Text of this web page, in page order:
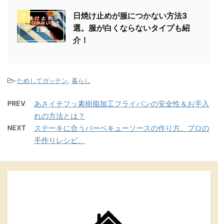
7
日焼け止めが服につかない方法3
選。服が白くならないタイプも紹
介！
-ためしてガッテン, 暮らし
PREV
あさイチフッ素樹脂加工フライパンの安全性＆お手入
れの方法とは？
NEXT
ステーキに合うバーベキューソースの作り方。プロの
手作りレシピ。